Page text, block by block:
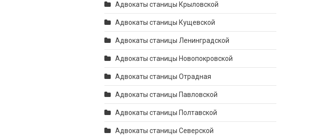
Адвокаты станицы Крыловской
Адвокаты станицы Кущевской
Адвокаты станицы Ленинградской
Адвокаты станицы Новопокровской
Адвокаты станицы Отрадная
Адвокаты станицы Павловской
Адвокаты станицы Полтавской
Адвокаты станицы Северской